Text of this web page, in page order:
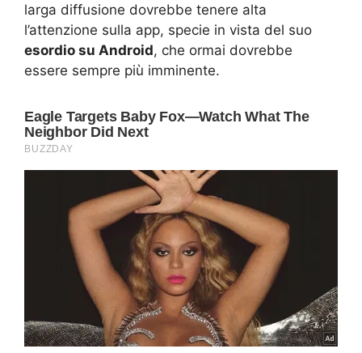
larga diffusione dovrebbe tenere alta
l’attenzione sulla app, specie in vista del suo
esordio su Android, che ormai dovrebbe
essere sempre più imminente.